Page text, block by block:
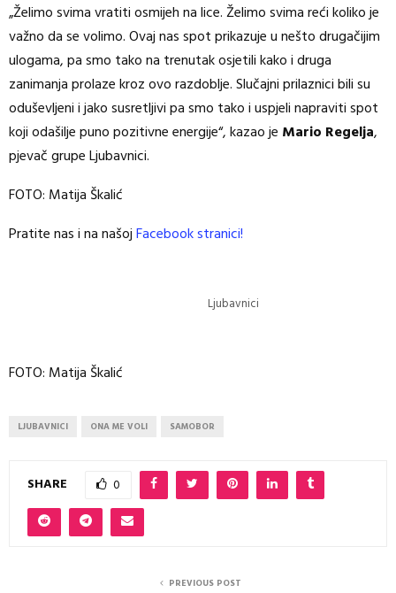
„Želimo svima vratiti osmijeh na lice. Želimo svima reći koliko je
važno da se volimo. Ovaj nas spot prikazuje u nešto drugačijim
ulogama, pa smo tako na trenutak osjetili kako i druga
zanimanja prolaze kroz ovo razdoblje. Slučajni prilaznici bili su
oduševljeni i jako susretljivi pa smo tako i uspjeli napraviti spot
koji odašilje puno pozitivne energije“, kazao je Mario Regelja,
pjevač grupe Ljubavnici.
FOTO: Matija Škalić
Pratite nas i na našojFacebook stranici!
Ljubavnici
FOTO: Matija Škalić
LJUBAVNICI ONA ME VOLI SAMOBOR
SHARE 0
PREVIOUS POST